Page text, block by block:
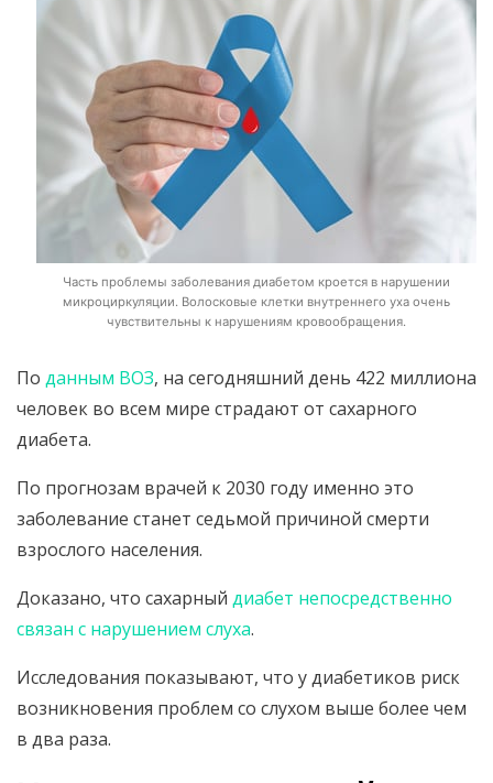
Часть проблемы заболевания диабетом кроется в нарушении
микроциркуляции. Волосковые клетки внутреннего уха очень
чувствительны к нарушениям кровообращения.
По данным ВОЗ, на сегодняшний день 422 миллиона
человек во всем мире страдают от сахарного
диабета.
По прогнозам врачей к 2030 году именно это
заболевание станет седьмой причиной смерти
взрослого населения.
Доказано, что сахарный диабет непосредственно
связан с нарушением слуха.
Исследования показывают, что у диабетиков риск
возникновения проблем со слухом выше более чем
в два раза.